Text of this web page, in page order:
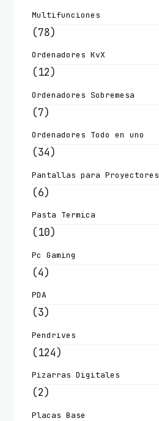
Multifunciones
(78)
Ordenadores KvX
(12)
Ordenadores Sobremesa
(7)
Ordenadores Todo en uno
(34)
Pantallas para Proyectores
(6)
Pasta Termica
(10)
Pc Gaming
(4)
PDA
(3)
Pendrives
(124)
Pizarras Digitales
(2)
Placas Base